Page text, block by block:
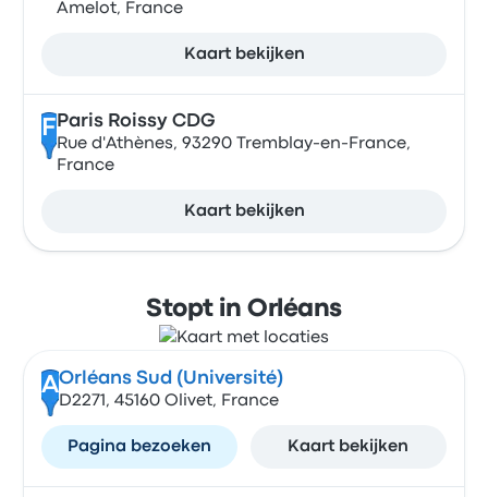
Amelot, France
Kaart bekijken
F Paris Roissy CDG
Rue d'Athènes, 93290 Tremblay-en-France,
France
Kaart bekijken
Stopt in Orléans
AOrléans Sud (Université)
D2271, 45160 Olivet, France
Pagina bezoeken Kaart bekijken